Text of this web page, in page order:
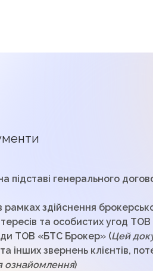
підставі генерального
здійснення
та особистих угод
ТОВ «БТС Брокер» (Цей
інших звернень клієнтів,
ознайомлення)